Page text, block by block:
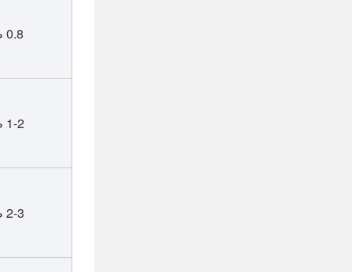
0.8 طن
1-2 طن
2-3 طن